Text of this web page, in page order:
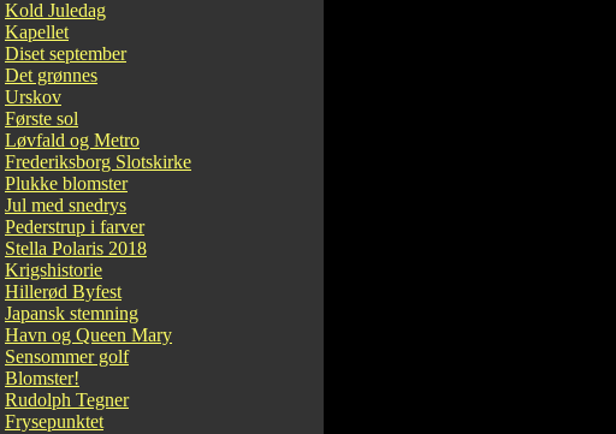
Kold Juledag
Kapellet
Diset september
Det grønnes
Urskov
Første sol
Løvfald og Metro
Frederiksborg Slotskirke
Plukke blomster
Jul med snedrys
Pederstrup i farver
Stella Polaris 2018
Krigshistorie
Hillerød Byfest
Japansk stemning
Havn og Queen Mary
Sensommer golf
Blomster!
Rudolph Tegner
Frysepunktet